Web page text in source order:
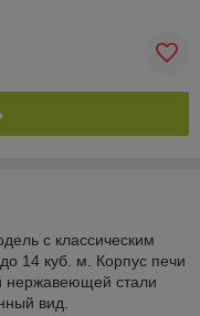
с классическим
14 куб. м. Корпус печи
нержавеющей стали
вид.